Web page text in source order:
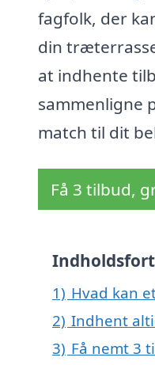
fagfolk, der
din
at indhente
sammenligne
match til dit
Få 3 tilbud,
1) Hvad kan
2) Indhent
3) Få nemt 3